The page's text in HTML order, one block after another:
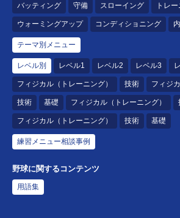
バッティング 守備 スローイング トレ
ウォーミングアップ コンディショニング
テーマ別メニュー
レベル別 レベル1 レベル2 レベル3
フィジカル（トレーニング） 技術 フィジ
技術 基礎 フィジカル（トレーニング）
フィジカル（トレーニング） 技術 基礎
練習メニュー相談事例
野球に関するコンテンツ
用語集